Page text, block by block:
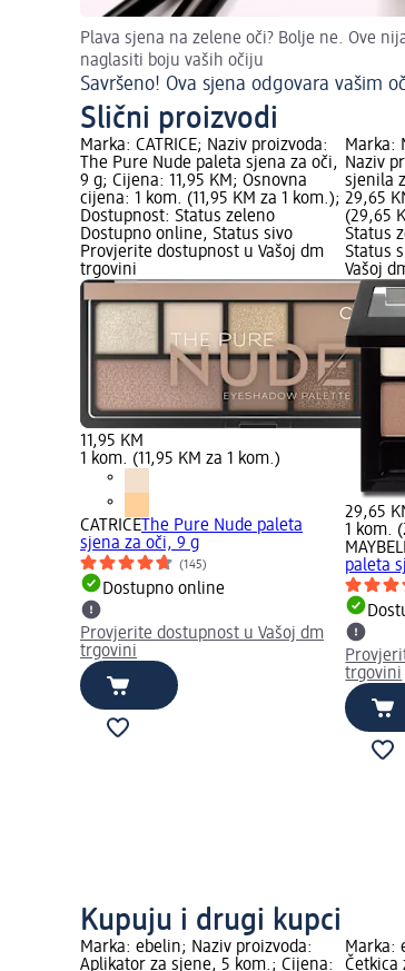
Plava sjena na zelene oči? Bolje ne. Ove
naglasiti boju vaših očiju
Savršeno! Ova sjena odgovara vašim
Slični proizvodi
Marka: CATRICE; Naziv proizvoda:
The Pure Nude paleta sjena za oči,
9 g; Cijena: 11,95 KM; Osnovna
cijena: 1 kom. (11,95 KM za 1 kom.);
Dostupnost: Status zeleno
Dostupno online, Status sivo
Provjerite dostupnost u Vašoj dm
trgovini
11,95 KM
1 kom. (11,95 KM za 1 kom.)
CATRICEThe Pure Nude paleta
sjena za oči, 9 g
(145)
Dostupno online
Provjerite dostupnost u Vašoj dm
trgovini
Marka:
Naziv
sjenila
29,65
(29,65
Status
Status
Vašoj
29,65
1 kom.
paleta
trgovini
Kupuju i drugi kupci
Marka: ebelin; Naziv proizvoda:
Aplikator za sjene, 5 kom.; Cijena:
Marka:
Četkica